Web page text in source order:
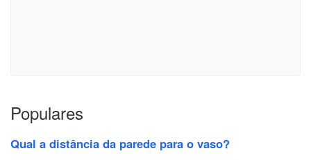
Populares
Qual a distância da parede para o vaso?